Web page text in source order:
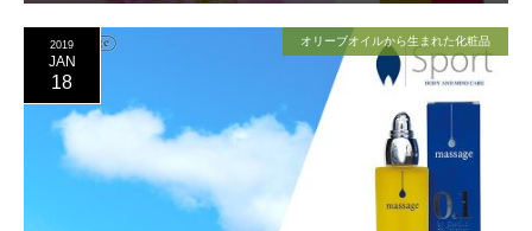
2019
JAN
18
オリーブオイルから生まれた化粧品